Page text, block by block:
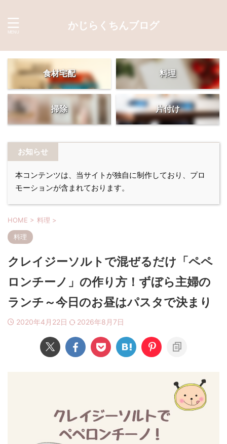
かじらくちんブログ
食材宅配 料理
掃除 片付け
お知らせ
本コンテンツは、当サイトが独自に制作しており、プロ
モーションが含まれております。
HOME > 料理 >
料理
クレイジーソルトで混ぜるだけ「ペペ
ロンチーノ」の作り方！ずぼら主婦の
ランチ～今日のお昼はパスタで決まり
2020年4月22日 2026年8月7日